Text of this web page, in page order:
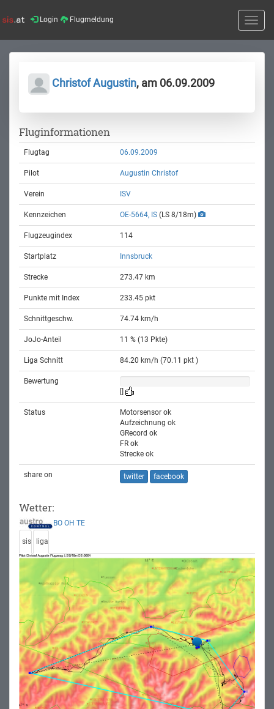
Login Flugmeldung
Toggle
Christof Augustin, am 06.09.2009
Fluginformationen
Flugtag 06.09.2009
Pilot Augustin Christof
Verein ISV
Kennzeichen OE-5664, IS (LS 8/18m)
Flugzeugindex 114
Startplatz Innsbruck
Strecke 273.47 km
Punkte mit Index 233.45 pkt
Schnittgeschw. 74.74 km/h
JoJo-Anteil 11 % (13 Pkte)
Liga Schnitt 84.20 km/h (70.11 pkt )
Bewertung
Status
Motorsensor ok
Aufzeichnung ok
GRecord ok
FR ok
Strecke ok
share on twitter facebook
Wetter:
BO OH TE
sis liga